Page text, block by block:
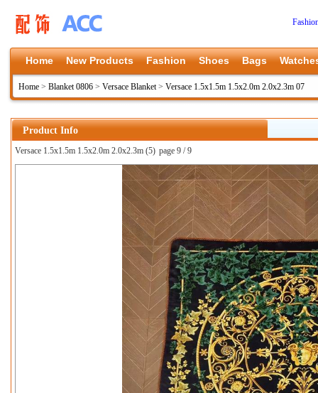
Home New Products Fashion Shoes Bags
Home > Blanket 0806 > Versace Blanket> Versace 1.5x1.5m 1.5x2.0m 2.0x2.3m 07
Product Info
Versace 1.5x1.5m 1.5x2.0m 2.0x2.3m (5) page 9 / 9
上一张